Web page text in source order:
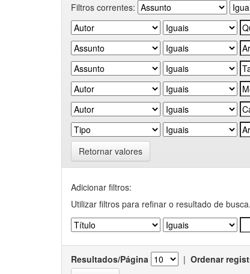
Filtros correntes:
Retornar valores
Adicionar filtros:
Utilizar filtros para refinar o resultado de busca.
Resultados/Página | Ordenar